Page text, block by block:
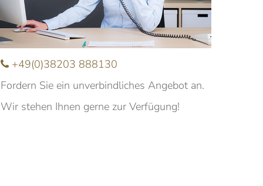
+49(0)38203 888130
Fordern Sie ein unverbindliches Angebot an.
Wir stehen Ihnen gerne zur Verfügung!